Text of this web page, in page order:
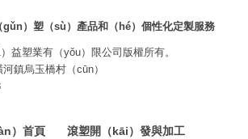
gǔn）塑（sù）產品和（hé）個性化定製服務
益塑業有（yǒu）限公司版權所有。
鎮烏玉橋村（cūn）
）首頁 滾塑開（kāi）發與加工